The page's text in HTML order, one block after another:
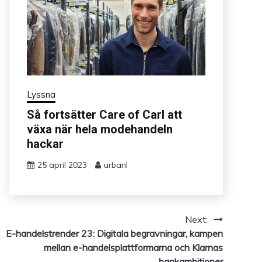
Lyssna
Så fortsätter Care of Carl att
växa när hela modehandeln
hackar
25 april 2023 urbanl
Next:
E-handelstrender 23: Digitala begravningar, kampen
mellan e-handelsplattformarna och Klarnas